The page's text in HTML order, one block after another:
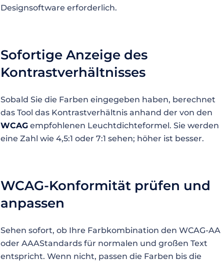
Designsoftware erforderlich.
Sofortige Anzeige des
Kontrastverhältnisses
Sobald Sie die Farben eingegeben haben, berechnet
das Tool das Kontrastverhältnis anhand der von den
WCAG empfohlenen Leuchtdichteformel. Sie werden
eine Zahl wie 4,5:1 oder 7:1 sehen; höher ist besser.
WCAG-Konformität prüfen und
anpassen
Sehen sofort, ob Ihre Farbkombination den WCAG-AA
oder AAAStandards für normalen und großen Text
entspricht. Wenn nicht, passen die Farben bis die